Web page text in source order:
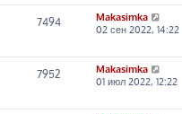
7494
Makasimka
02 сен 2022, 14:22
7952
Makasimka
01 июл 2022, 12:22